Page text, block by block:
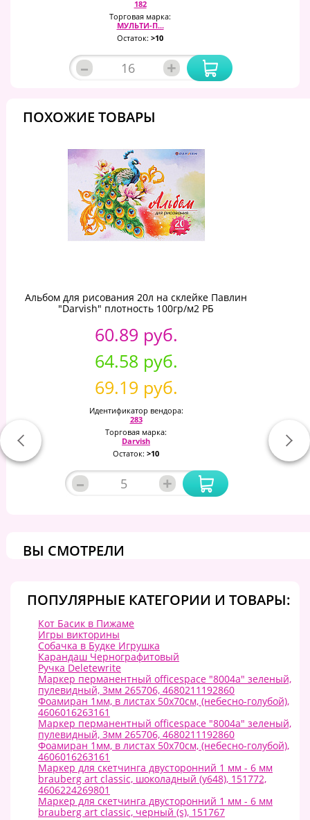
182
Торговая марка:
МУЛЬТИ-П...
Остаток: >10
– +
ПОХОЖИЕ ТОВАРЫ
Альбом для рисования 20л на склейке Павлин
"Darvish" плотность 100гр/м2 РБ
60.89 руб.
64.58 руб.
69.19 руб.
Идентификатор вендора:
283
Торговая марка:
Darvish
Остаток: >10
– +
ВЫ СМОТРЕЛИ
ПОПУЛЯРНЫЕ КАТЕГОРИИ И ТОВАРЫ:
Кот Басик в Пижаме
Игры викторины
Собачка в Будке Игрушка
Карандаш Чернографитовый
Ручка Deletewrite
Маркер перманентный officespace "8004а" зеленый,
пулевидный, 3мм 265706, 4680211192860
Фоамиран 1мм, в листах 50х70см, (небесно-голубой),
4606016263161
Маркер перманентный officespace "8004а" зеленый,
пулевидный, 3мм 265706, 4680211192860
Фоамиран 1мм, в листах 50х70см, (небесно-голубой),
4606016263161
Маркер для скетчинга двусторонний 1 мм - 6 мм
brauberg art classic, шоколадный (y648), 151772,
4606224269801
Маркер для скетчинга двусторонний 1 мм - 6 мм
brauberg art classic, черный (s), 151767